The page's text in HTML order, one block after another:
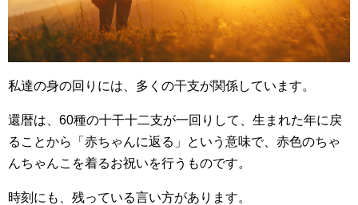
私達の身の回りには、多くの干支が関係しています。
還暦は、60種の十干十二支が一回りして、生まれた年に戻
ることから「赤ちゃんに返る」という意味で、赤色のちゃ
んちゃんこを着るお祝いを行うものです。
時刻にも、残っている言い方があります。